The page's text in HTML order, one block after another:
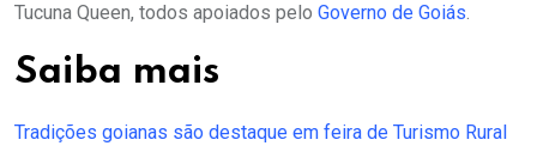
Tucuna Queen, todos apoiados pelo Governo de Goiás.
Saiba mais
Tradições goianas são destaque em feira de Turismo Rural